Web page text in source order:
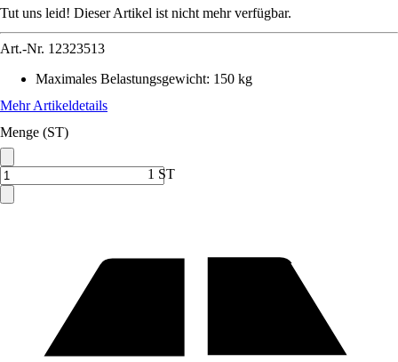
Tut uns leid! Dieser Artikel ist nicht mehr verfügbar.
Art.-Nr. 12323513
Maximales Belastungsgewicht: 150 kg
Mehr Artikeldetails
Menge (ST)
1 ST